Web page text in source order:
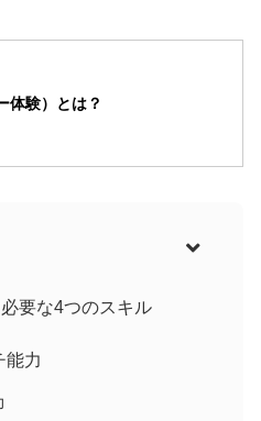
体験）とは？
要な4つのスキル
能力